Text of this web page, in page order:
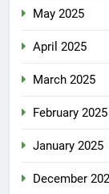
May 2025
April 2025
March 2025
February 2025
January 2025
December